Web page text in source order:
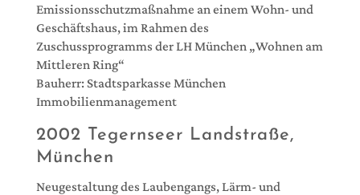
Emissionsschutzmaßnahme an einem Wohn- und
Geschäftshaus, im Rahmen des
Zuschussprogramms der LH München „Wohnen am
Mittleren Ring“
Bauherr: Stadtsparkasse München
Immobilienmanagement
2002 Tegernseer Landstraße,
München
Neugestaltung des Laubengangs, Lärm- und